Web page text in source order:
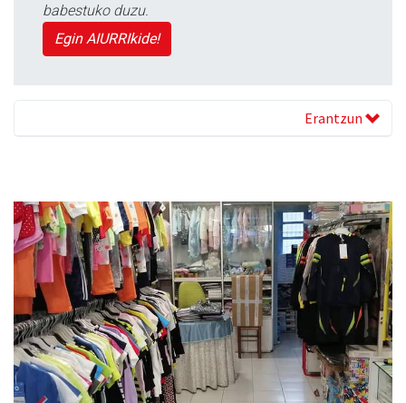
babestuko duzu.
Egin AIURRIkide!
Erantzun